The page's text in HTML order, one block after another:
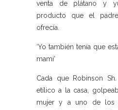
venta de plátano y
producto que el
ofrecía.
‘Yo también tenía que
mami’
Cada que Robinson
etílico a la casa,
mujer y a uno de los